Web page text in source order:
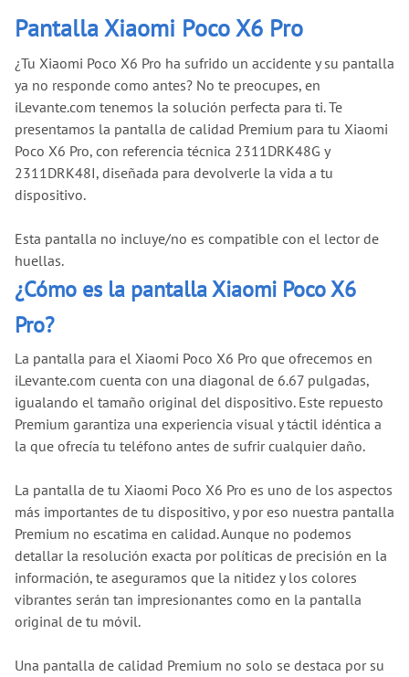
Pantalla Xiaomi Poco X6 Pro
¿Tu Xiaomi Poco X6 Pro ha sufrido un accidente y su pantalla
ya no responde como antes? No te preocupes, en
iLevante.com tenemos la solución perfecta para ti. Te
presentamos la pantalla de calidad Premium para tu Xiaomi
Poco X6 Pro, con referencia técnica 2311DRK48G y
2311DRK48I, diseñada para devolverle la vida a tu
dispositivo.
Esta pantalla no incluye/no es compatible con el lector de
huellas.
¿Cómo es la pantalla Xiaomi Poco X6
Pro?
La pantalla para el Xiaomi Poco X6 Pro que ofrecemos en
iLevante.com cuenta con una diagonal de 6.67 pulgadas,
igualando el tamaño original del dispositivo. Este repuesto
Premium garantiza una experiencia visual y táctil idéntica a
la que ofrecía tu teléfono antes de sufrir cualquier daño.
La pantalla de tu Xiaomi Poco X6 Pro es uno de los aspectos
más importantes de tu dispositivo, y por eso nuestra pantalla
Premium no escatima en calidad. Aunque no podemos
detallar la resolución exacta por políticas de precisión en la
información, te aseguramos que la nitidez y los colores
vibrantes serán tan impresionantes como en la pantalla
original de tu móvil.
Una pantalla de calidad Premium no solo se destaca por su